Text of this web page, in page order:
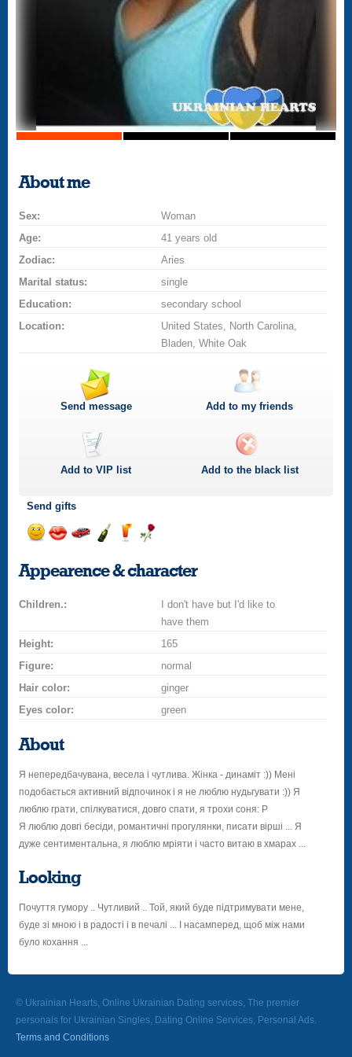
About me
Sex:
Woman
Age:
41 years old
Zodiac:
Aries
Marital status:
single
Education:
secondary school
Location:
United States, North Carolina,
Bladen, White Oak
Send message Add to my friends
Add toVIP list Add to the black list
Send gifts
smile
a
champagne
drinkflower
Appearence & character
Children.:
I don't have but I'd like to
have them
Height:
165
Figure:
normal
Hair color:
ginger
Eyes color:
green
About
Я непередбачувана, весела і чутлива. Жінка - динаміт :)) Мені
подобається активний відпочинок і я не люблю нудьгувати :)) Я
люблю грати, спілкуватися, довго спати, я трохи соня: P
Я люблю довгі бесіди, романтичні прогулянки, писати вірші ... Я
дуже сентиментальна, я люблю мріяти і часто витаю в хмарах ...
Looking
Почуття гумору .. Чутливий .. Той, який буде підтримувати мене,
буде зі мною і в радості і в печалі ... І насамперед, щоб між нами
було кохання ...
© Ukrainian Hearts, Online Ukrainian Dating services, The premier
personals for Ukrainian Singles, Dating Online Services, Personal Ads.
Terms and Conditions